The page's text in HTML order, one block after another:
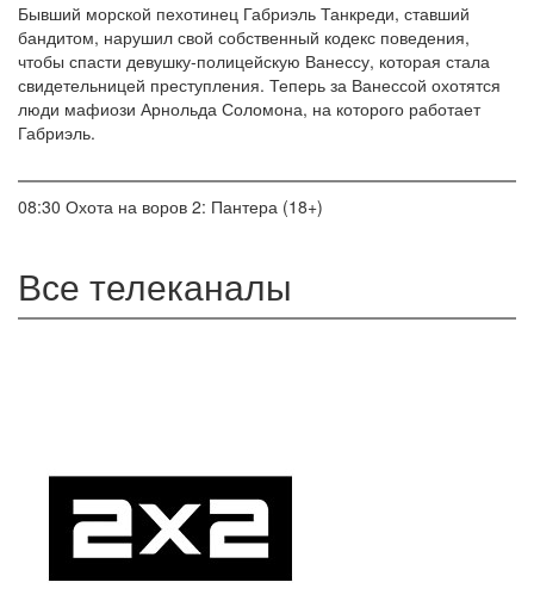
Бывший морской пехотинец Габриэль Танкреди, ставший
бандитом, нарушил свой собственный кодекс поведения,
чтобы спасти девушку-полицейскую Ванессу, которая стала
свидетельницей преступления. Теперь за Ванессой охотятся
люди мафиози Арнольда Соломона, на которого работает
Габриэль.
08:30 Охота на воров 2: Пантера (18+)
Все телеканалы